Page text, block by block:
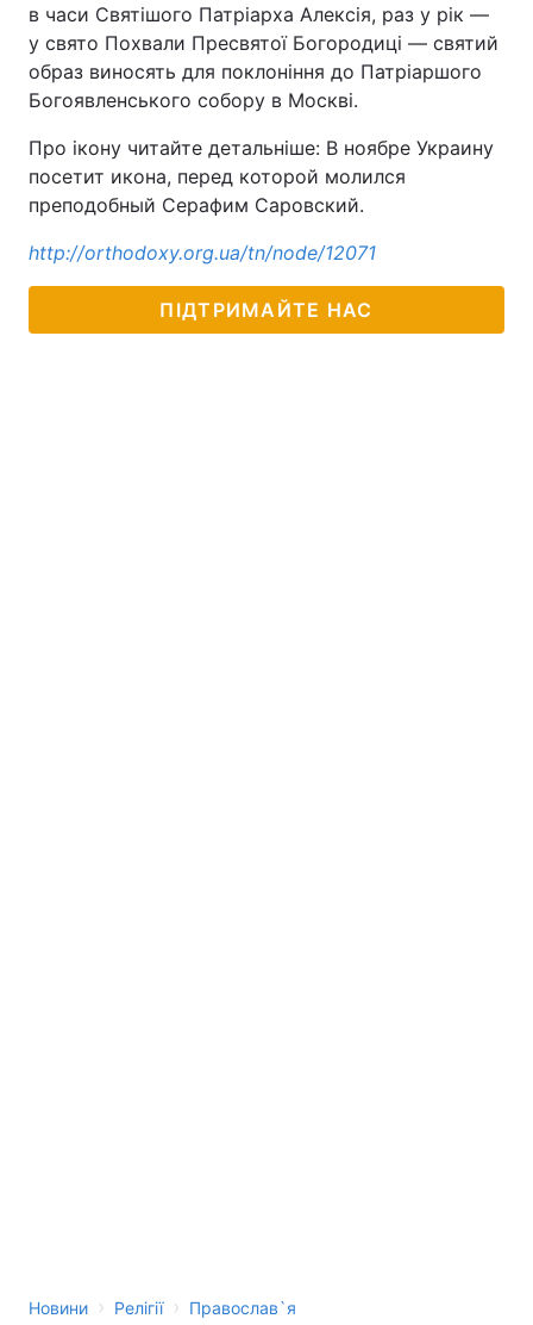
в часи Святішого Патріарха Алексія, раз у рік —
у свято Похвали Пресвятої Богородиці — святий
образ виносять для поклоніння до Патріаршого
Богоявленського собору в Москві.
Про ікону читайте детальніше: В ноябре Украину
посетит икона, перед которой молился
преподобный Серафим Саровский.
http://orthodoxy.org.ua/tn/node/12071
ПІДТРИМАЙТЕ НАС
Новини › Релігії › Православ`я